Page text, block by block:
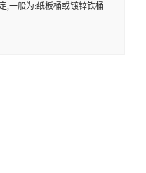
,一般为:纸板桶或镀锌铁桶